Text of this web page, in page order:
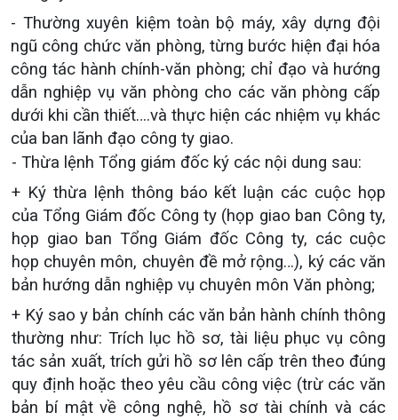
- Thường xuyên kiệm toàn bộ máy, xây dựng đội
ngũ công chức văn phòng, từng bước hiện đại hóa
công tác hành chính-văn phòng; chỉ đạo và hướng
dẫn nghiệp vụ văn phòng cho các văn phòng cấp
dưới khi cần thiết….và thực hiện các nhiệm vụ khác
của ban lãnh đạo công ty giao.
- Thừa lệnh Tổng giám đốc ký các nội dung sau:
+ Ký thừa lệnh thông báo kết luận các cuộc họp
của Tổng Giám đốc Công ty (họp giao ban Công ty,
họp giao ban Tổng Giám đốc Công ty, các cuộc
họp chuyên môn, chuyên đề mở rộng…), ký các văn
bản hướng dẫn nghiệp vụ chuyên môn Văn phòng;
+ Ký sao y bản chính các văn bản hành chính thông
thường như: Trích lục hồ sơ, tài liệu phục vụ công
tác sản xuất, trích gửi hồ sơ lên cấp trên theo đúng
quy định hoặc theo yêu cầu công việc (trừ các văn
bản bí mật về công nghệ, hồ sơ tài chính và các